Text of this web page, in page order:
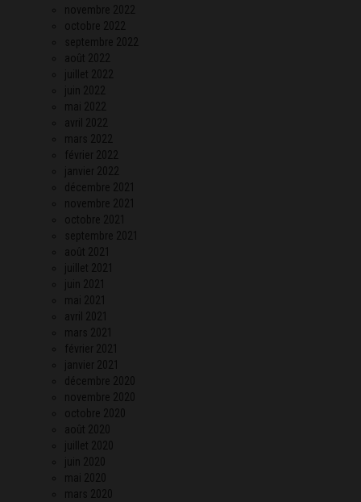
novembre 2022
octobre 2022
septembre 2022
août 2022
juillet 2022
juin 2022
mai 2022
avril 2022
mars 2022
février 2022
janvier 2022
décembre 2021
novembre 2021
octobre 2021
septembre 2021
août 2021
juillet 2021
juin 2021
mai 2021
avril 2021
mars 2021
février 2021
janvier 2021
décembre 2020
novembre 2020
octobre 2020
août 2020
juillet 2020
juin 2020
mai 2020
mars 2020